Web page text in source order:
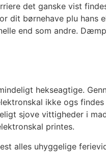
det ganske vist
dit børnehave plu hans
end som andre.
hekseagtige.
ikke ogs
sjove vittigheder i
printes.
alles uhyggelige